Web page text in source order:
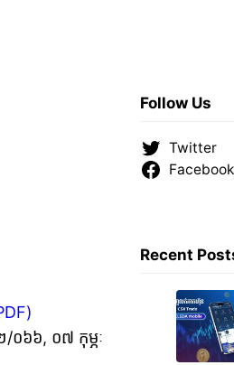
/០៦៦, ០៧ កុម្ភៈ
Follow Us
Twitter
Facebook
Recent